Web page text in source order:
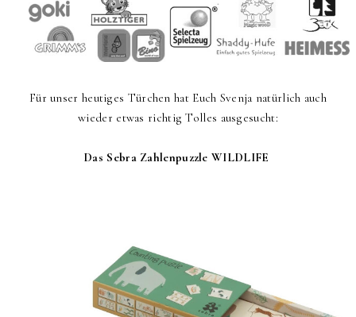
Für unser heutiges Türchen hat Euch Svenja natürlich auch
wieder etwas richtig Tolles ausgesucht:
Das Sebra Zahlenpuzzle WILDLIFE